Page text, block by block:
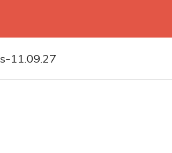
11.09.27